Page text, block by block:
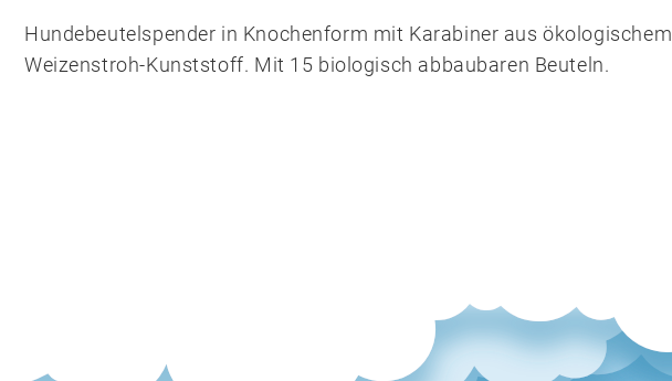
Hundebeutelspender in Knochenform mit Karabiner aus ökologischem
Weizenstroh-Kunststoff. Mit 15 biologisch abbaubaren Beuteln.